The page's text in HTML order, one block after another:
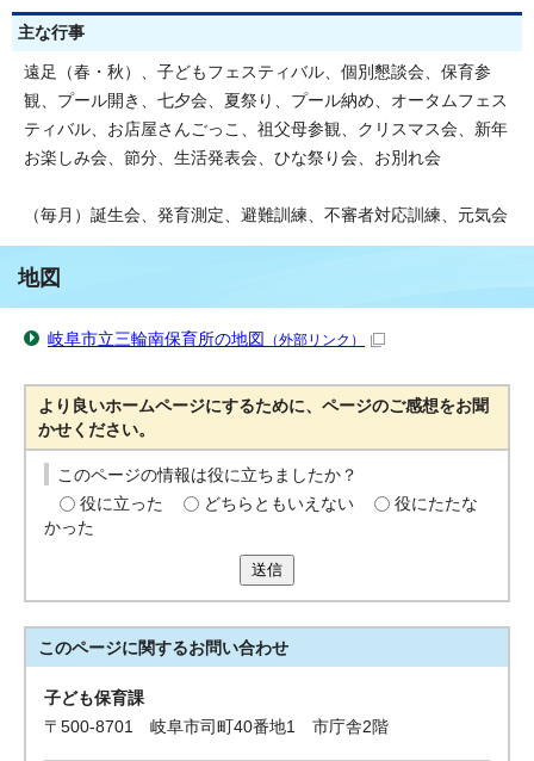
主な行事
遠足（春・秋）、子どもフェスティバル、個別懇談会、保育参
観、プール開き、七夕会、夏祭り、プール納め、オータムフェス
ティバル、お店屋さんごっこ、祖父母参観、クリスマス会、新年
お楽しみ会、節分、生活発表会、ひな祭り会、お別れ会
（毎月）誕生会、発育測定、避難訓練、不審者対応訓練、元気会
地図
岐阜市立三輪南保育所の地図 （外部リンク）
より良いホームページにするために、ページのご感想をお聞
かせください。
このページの情報は役に立ちましたか？
役に立った
どちらともいえない
役にたたな
かった
送信
このページに関するお問い合わせ
子ども保育課
〒500-8701 岐阜市司町40番地1 市庁舎2階